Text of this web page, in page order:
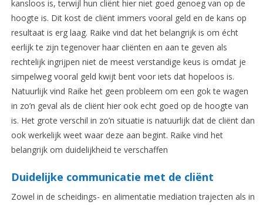
kansloos is, terwijl hun cliënt hier niet goed genoeg van op de
hoogte is. Dit kost de cliënt immers vooral geld en de kans op
resultaat is erg laag. Raike vind dat het belangrijk is om écht
eerlijk te zijn tegenover haar cliënten en aan te geven als
rechtelijk ingrijpen niet de meest verstandige keus is omdat je
simpelweg vooral geld kwijt bent voor iets dat hopeloos is.
Natuurlijk vind Raike het geen probleem om een gok te wagen
in zo’n geval als de cliënt hier ook echt goed op de hoogte van
is. Het grote verschil in zo’n situatie is natuurlijk dat de cliënt dan
ook werkelijk weet waar deze aan begint. Raike vind het
belangrijk om duidelijkheid te verschaffen
Duidelijke communicatie met de cliënt
Zowel in de scheidings- en alimentatie mediation trajecten als in